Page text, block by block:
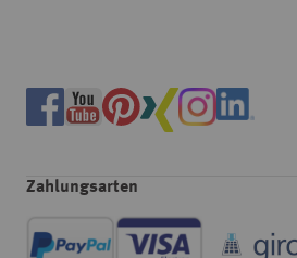
Zahlungsarten